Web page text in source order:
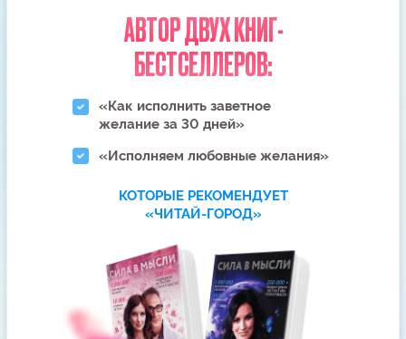
ВОЗМОЖНО, ВЫ ХОТИТЕ
СПРОСИТЬ…
Через какое время начнет
работать этот метод, если
между нами все очень
плохо?
Получится ли его вернуть,
если он категорически
не хочет общаться, не берет
трубку и везде меня
заблокировал?